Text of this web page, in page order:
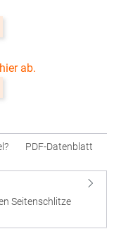
ab.
PDF-Datenblatt
Seitenschlitze